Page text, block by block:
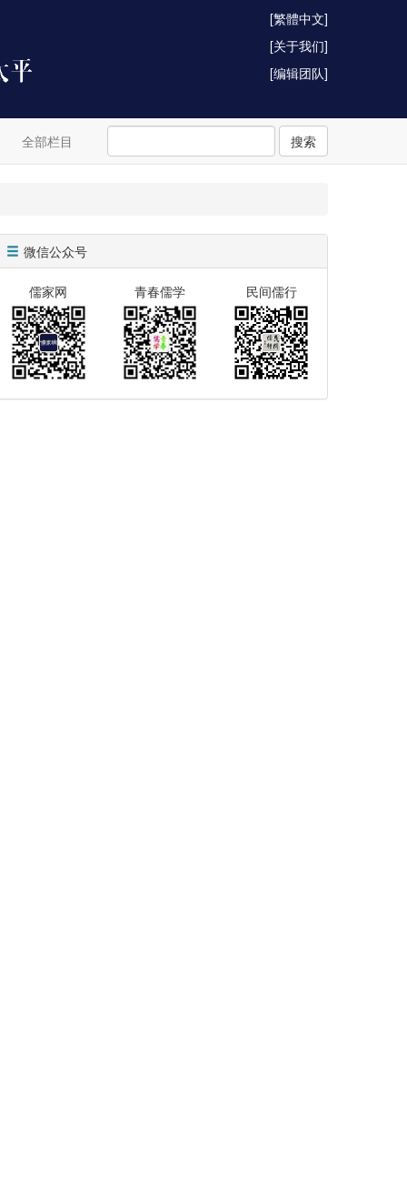
[繁體中文]
[关于我们]
[编辑团队]
全部栏目 搜索
微信公众号
儒家网 青春儒学 民间儒行